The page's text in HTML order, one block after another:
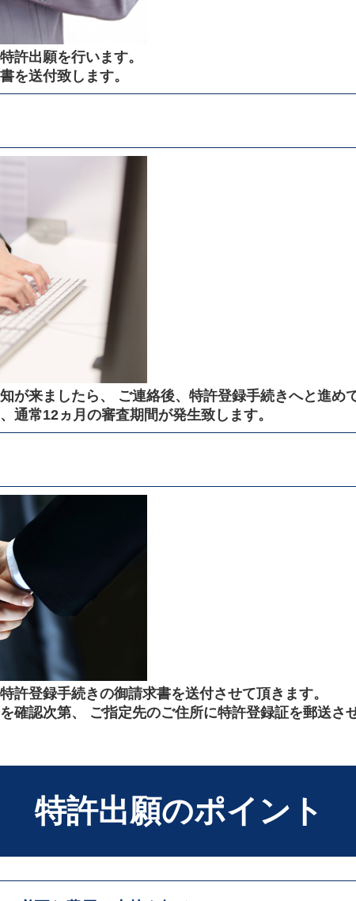
許出願を行います。
を送付致します。
が来ましたら、 ご連絡後、特許登録手続きへと進め
通常12ヵ月の審査期間が発生致します。
許登録手続きの御請求書を送付させて頂きます。
確認次第、 ご指定先のご住所に特許登録証を郵送さ
特許出願のポイント